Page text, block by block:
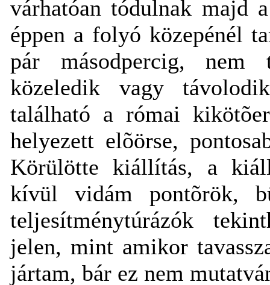
várhatóan tódulnak majd
éppen a folyó közepénél
pár másodpercig, nem
közeledik vagy
található a római
helyezett elõörse,
Körülötte kiállítás, a
kívül vidám pontõrök,
teljesítménytúrázók
jelen, mint amikor
jártam, bár ez nem